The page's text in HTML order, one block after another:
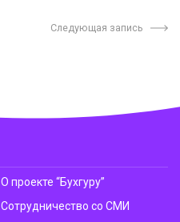
Следующая запись
О проекте “Бухгуру”
Сотрудничество со СМИ